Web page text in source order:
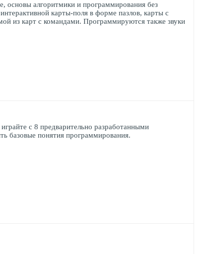
основы алгоритмики и программирования без
карты-поля в форме пазлов, карты с
из карт с командами. Программируются также звуки
с 8 предварительно разработанными
базовые понятия программирования.